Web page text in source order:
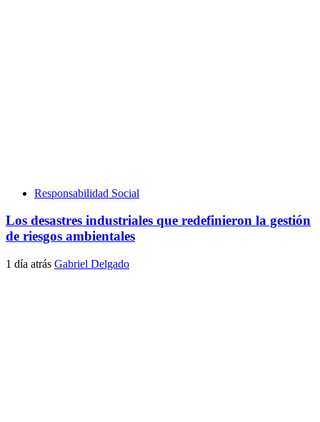
Responsabilidad Social
Los desastres industriales que redefinieron la gestión
de riesgos ambientales
1 día atrás Gabriel Delgado